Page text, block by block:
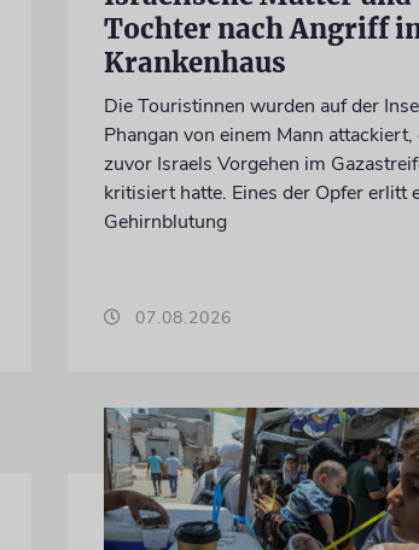
Tochter nach Angriff
Krankenhaus
Die Touristinnen wurden auf der
Phangan von einem Mann attackiert,
zuvor Israels Vorgehen im
kritisiert hatte. Eines der Opfer erlitt
Gehirnblutung
07.08.2026